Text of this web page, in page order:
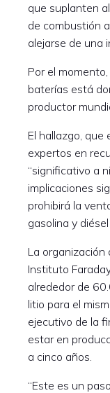
que suplanten
de combustión
alejarse de una
Por el
baterías está
productor
El hallazgo, que
expertos en
“significativo a
implicaciones
prohibirá la
gasolina y
La organización
Instituto
alrededor de
litio para el
ejecutivo de la
estar en
a cinco años.
“Este es un